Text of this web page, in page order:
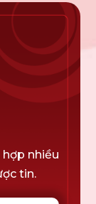
nhiều
tin.